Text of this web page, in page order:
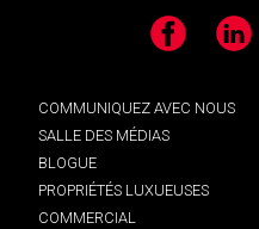
Facebook
COMMUNIQUEZ AVEC NOUS
SALLE DES MÉDIAS
BLOGUE
PROPRIÉTÉS LUXUEUSES
COMMERCIAL